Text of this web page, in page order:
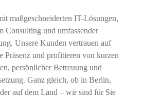
maßgeschneiderten IT-Lösungen,
Consulting und umfassender
Unsere Kunden vertrauen auf
Präsenz und profitieren von kurzen
persönlicher Betreuung und
Ganz gleich, ob in Berlin,
auf dem Land – wir sind für Sie